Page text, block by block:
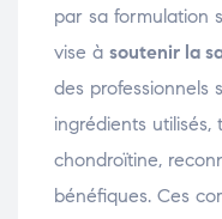
par sa formulation
vise à soutenir la
des professionnels
ingrédients
chondroïtine,
bénéfiques. Ces